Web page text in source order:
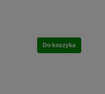
Do koszyka